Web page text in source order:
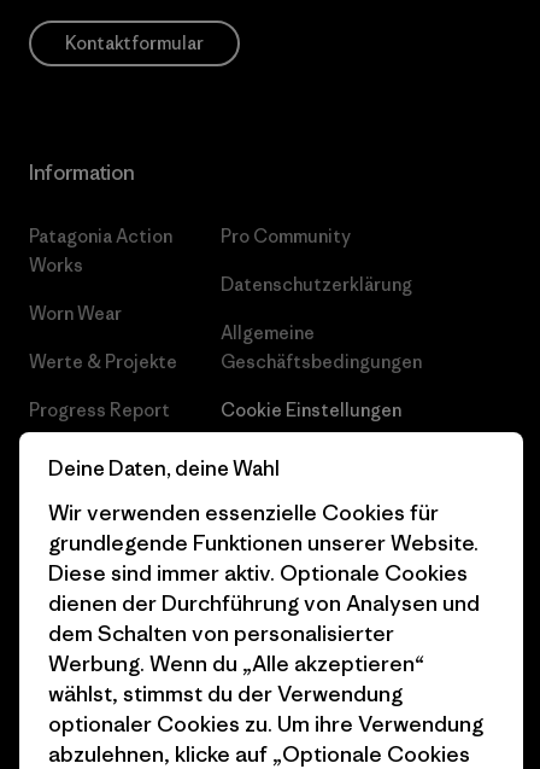
Kontaktformular
Information
Patagonia Action
Works
Worn Wear
Werte & Projekte
Progress Report
Business Unusual
Klimaziele
1% For The Planet
Wie wir finanzieren
Geschenkgutscheine
Stores in deiner
Nähe
Pro Community
Datenschutzerklärung
Allgemeine
Geschäftsbedingungen
Cookie Einstellungen
Karriere
Pressekontakt
Industry program
Affiliate-Programm
Patagonia Deutschland
Seitenverzeichnis
Deine Daten, deine Wahl
Wir verwenden essenzielle Cookies für
grundlegende Funktionen unserer Website.
Diese sind immer aktiv. Optionale Cookies
dienen der Durchführung von Analysen und
dem Schalten von personalisierter
Werbung. Wenn du „Alle akzeptieren“
wählst, stimmst du der Verwendung
optionaler Cookies zu. Um ihre Verwendung
abzulehnen, klicke auf „Optionale Cookies